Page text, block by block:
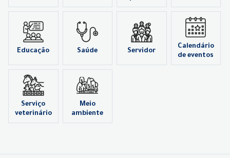
Educação Saúde Servidor
Calendário
de eventos
Serviço
veterinário
Meio
ambiente